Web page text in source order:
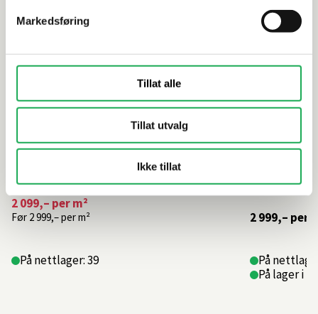
Markedsføring
Tillat alle
Tillat utvalg
Ikke tillat
2 099,– per m²
Før 2 999,–per m²
På nettlager: 39
2 999,– per
På
På lager i